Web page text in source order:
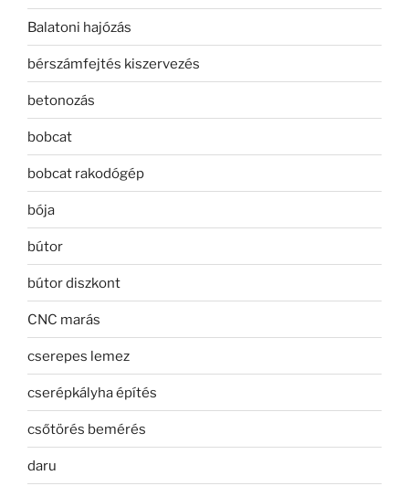
Balatoni hajózás
bérszámfejtés kiszervezés
betonozás
bobcat
bobcat rakodógép
bója
bútor
bútor diszkont
CNC marás
cserepes lemez
cserépkályha építés
csőtörés bemérés
daru